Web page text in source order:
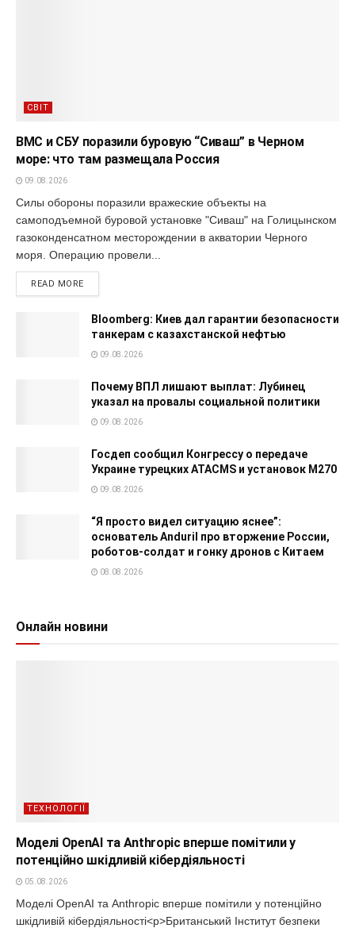
СВІТ
ВМС и СБУ поразили буровую “Сиваш” в Черном
море: что там размещала Россия
09.08.2026
Силы обороны поразили вражеские объекты на
самоподъемной буровой установке "Сиваш" на Голицынском
газоконденсатном месторождении в акватории Черного
моря. Операцию провели...
READ MORE
Bloomberg: Киев дал гарантии безопасности
танкерам с казахстанской нефтью
09.08.2026
Почему ВПЛ лишают выплат: Лубинец
указал на провалы социальной политики
09.08.2026
Госдеп сообщил Конгрессу о передаче
Украине турецких ATACMS и установок M270
09.08.2026
“Я просто видел ситуацию яснее”:
основатель Anduril про вторжение России,
роботов-солдат и гонку дронов с Китаем
08.08.2026
Онлайн новини
ТЕХНОЛОГІЇ
Моделі OpenAI та Anthropic вперше помітили у
потенційно шкідливій кібердіяльності
05.08.2026
Моделі OpenAI та Anthropic вперше помітили у потенційно
шкідливій кібердіяльності<p>Британський Інститут безпеки